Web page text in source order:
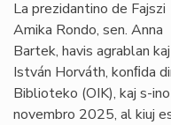
La prezidantino de Fajszi
Amika Rondo, sen. Anna
Bartek, havis agrablan
István Horváth, konﬁda
Biblioteko (OIK), kaj s-
novembro 2025, al kiuj